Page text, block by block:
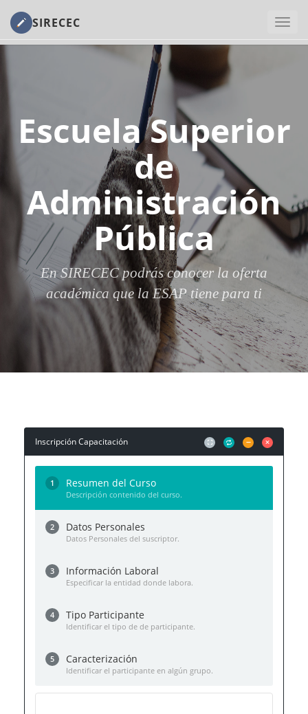
SIRECEC
Escuela Superior
de
Administración
Pública
En SIRECEC podrás conocer la oferta
académica que la ESAP tiene para ti
Inscripción Capacitación
1 Resumen del Curso
Descripción contenido del curso.
2 Datos Personales
Datos Personales del suscriptor.
3 Información Laboral
Especificar la entidad donde labora.
4 Tipo Participante
Identificar el tipo de de participante.
5 Caracterización
Identificar el participante en algún grupo.